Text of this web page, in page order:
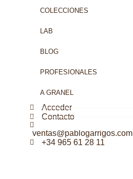
COLECCIONES
LAB
BLOG
PROFESIONALES
A GRANEL
Acceder
Contacto
ventas@pablogarrigos.com
+34 965 61 28 11